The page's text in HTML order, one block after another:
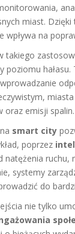
miast.
wpływa na
takiego
poziomu
oraz emisji spalin.
smart city
poprzez
natężenia ruchu,
systemy
do
nie tylko